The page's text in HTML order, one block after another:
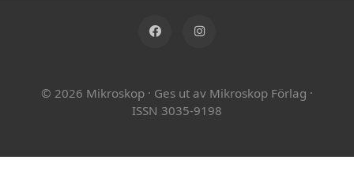
© 2026 Mikroskop · Ges ut av Mikroskop Förlag ·
ISSN 3035-9198